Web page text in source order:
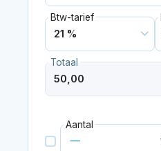
Btw-tarief
Totaal
Aantal